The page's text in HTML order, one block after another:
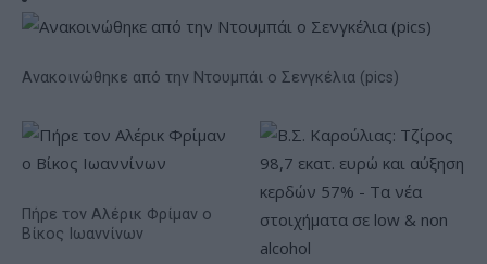
Ανακοινώθηκε από την Ντουμπάι ο Σενγκέλια (pics)
Πήρε τον Αλέρικ Φρίμαν ο
Βίκος Ιωαννίνων